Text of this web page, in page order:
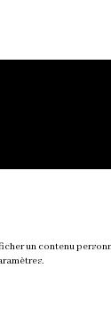
un contenu